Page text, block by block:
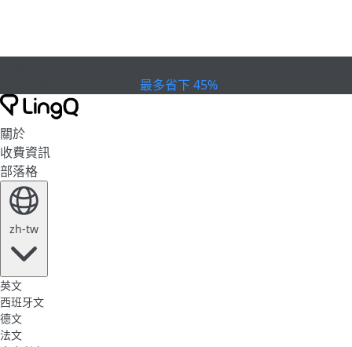
最多省下 45%
關於
收費資訊
部落格
zh-tw
英文
西班牙文
德文
法文